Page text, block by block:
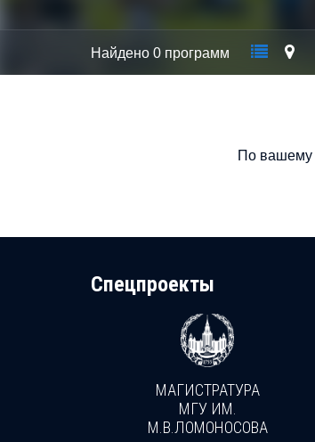
Найдено 0 программ
По вашему
Cпецпроекты
МАГИСТРАТУРА
МГУ ИМ.
М.В.ЛОМОНОСОВА